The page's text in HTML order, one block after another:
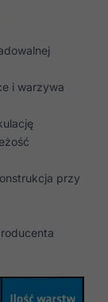
i warzywa
przy